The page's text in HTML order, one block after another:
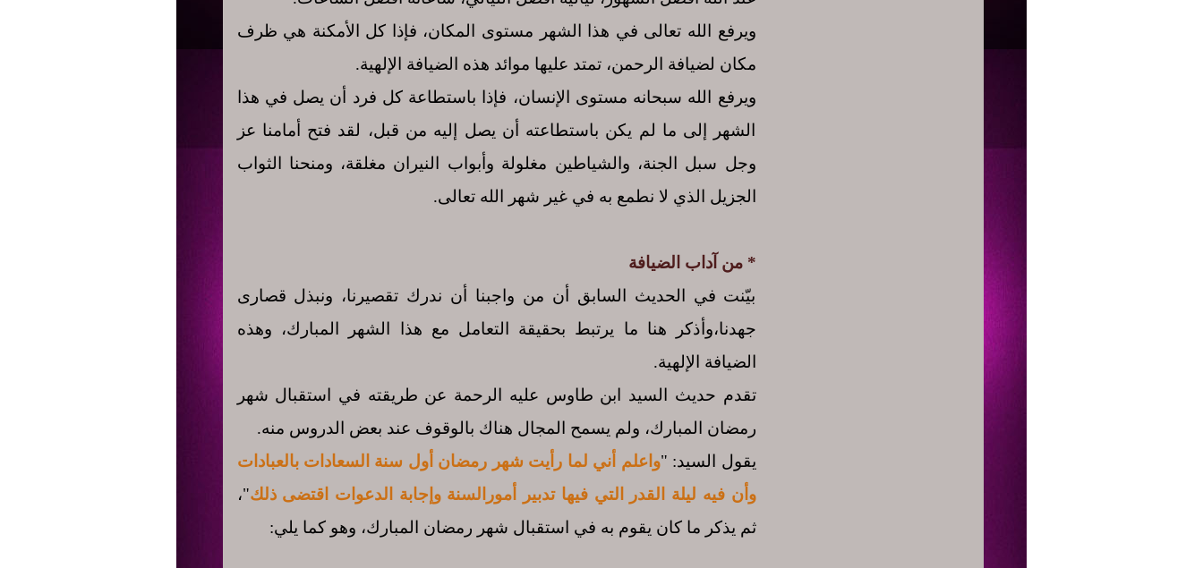
ويرفع الله تعالى في هذا الشهر مستوى المكان، فإذا كل الأمكنة هي ظرف
مكان لضيافة الرحمن، تمتد عليها موائد هذه الضيافة الإلهية.
ويرفع الله سبحانه مستوى الإنسان، فإذا باستطاعة كل فرد أن يصل في هذا
الشهر إلى ما لم يكن باستطاعته أن يصل إليه من قبل، لقد فتح أمامنا عز
وجل سبل الجنة، والشياطين مغلولة وأبواب النيران مغلقة، ومنحنا الثواب
الجزيل الذي لا نطمع به في غير شهر الله تعالى.
* من آداب ا لضيافة
بيّنت في الحديث السابق أن من واجبنا أن ندرك تقصيرنا، ونبذل قصارى
جهدنا،وأذكر هنا ما يرتبط بحقيقة التعامل مع هذا الشهر المبارك، وهذه
الضيافة الإلهية.
تقدم حديث السيد ابن طاوس عليه الرحمة عن طريقته في استقبال شهر
رمضان المبارك، ولم يسمح المجال هناك بالوقوف عند بعض الدروس منه.
يقول السيد: "واعلم أني لما رأيت شهر رمضان أول سنة السعادات بالعبادات
وأن فيه ليلة القدر التي فيها تدبير أمورالسنة وإجابة الدعوات اقتضى ذلك"،
ثم يذكر ما كان يقوم به في استقبال شهر رمضان المبارك، وهو كما يلي: